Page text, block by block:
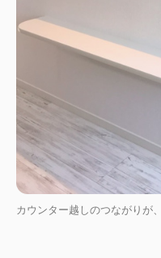
カウンター越しのつながりが